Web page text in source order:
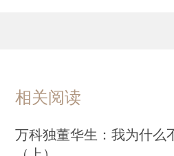
相关阅读
万科独董华生：我为什么